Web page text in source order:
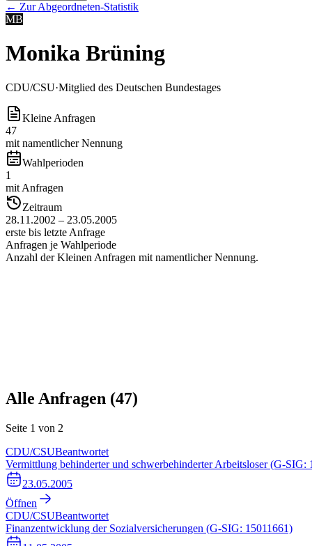
← Zur Abgeordneten-Statistik
MB
Monika Brüning
CDU/CSU·Mitglied des Deutschen Bundestages
Kleine Anfragen
47
mit namentlicher Nennung
Wahlperioden
1
mit Anfragen
Zeitraum
28.11.2002 – 23.05.2005
erste bis letzte Anfrage
Anfragen je Wahlperiode
Anzahl der Kleinen Anfragen mit namentlicher Nennung.
Alle Anfragen (47)
Seite 1 von 2
CDU/CSUBeantwortet
Vermittlung behinderter und schwerbehinderter Arbeitsloser (G-SIG:
23.05.2005
Öffnen
CDU/CSUBeantwortet
Finanzentwicklung der Sozialversicherungen (G-SIG: 15011661)